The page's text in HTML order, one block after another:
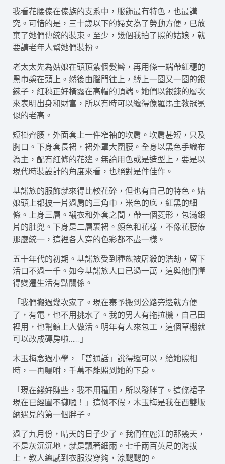
我看花腰傣在傣族的支系中，服飾最有特色，也最講
究。可惜的是，三十歲以下的婦女為了勞動方便，已放
棄了她們傳統的裝束。至少，幾個我拍了照的姑娘，就
要請老年人幫她們裝扮。
老太太先為姑娘在頭頂紮個髮髻，再用條一端帶紅穗的
黑巾槃在頭上。然後由腦門往上，縛上一圈又一圈的銀
鍊子，紅穗正好橫露在高帽的頂端。她們以銀鍊的層次
來表明出身和財富，所以有時可以纏得像羅馬主教冠冕
似的老高。
短褂齊腰，外面套上一件窄袖的坎肩。坎肩甚短，只及
胸口。下身套長裙，裙外罩大圍腰。全身以黑色手織布
為主，配有紅條的花邊。無論用色或是造型上，要是以
現代時裝設計的角度來看，也絕對是件佳作。
基諾族的服飾就來得比較花碎，但也有自己的特色。姑
娘頭上都披一片過肩的三角巾，米色的底，紅黑的細
條。上身三層。襯衣和外套之間，帶一個菱形，包滿銀
片的肚兜。下身是二層裹裙。顏色和花樣，不像花腰傣
那麼統一，這裡各人穿的色彩都不盡一樣。
五十年代的初期。基諾族受到種族被屠殺的浩劫，留下
活口不過一千。如今基諾族人口已過一萬，這與他們懂
得變遷生活有點關係。
「我們搬過幾次家了。現在寨予搬到公路旁邊就方便
了，有電，也不用挑水了。我的男人有拖拉機，自己田
裡用，也幫鎮上人做活。明年有人來包工，這個草棚就
可以改成磚房啦……」
木玉梅念過小學，「普通話」說得還可以，給她照相
時，一再囑咐，千萬不能照到她的下身。
「現在錢好賺些，我不用種田，所以發胖了。這條裙子
現在已經圍不攏囉！」這倒不假，木玉梅是我在西雙版
納遇見的第一個胖子。
過了九月份，晴天的日子少了。我們在麗江的那幾天，
不是灰沉沉地，就是飄著細雨。七千兩百英尺的海拔
上，教人總感到衣服沒穿夠，涼颼颼的。